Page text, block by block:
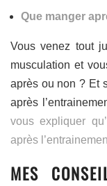
Que manger
Vous venez tout
musculation et
après ou non ? Et
après
vous expliquer
après
MES